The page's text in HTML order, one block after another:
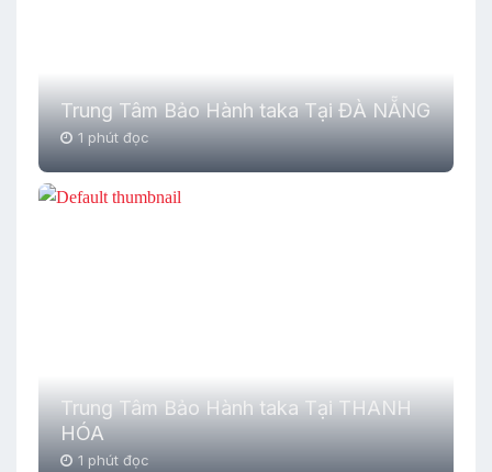
Trung Tâm Bảo Hành taka Tại ĐÀ NẴNG
1 phút đọc
Trung Tâm Bảo Hành taka Tại THANH
HÓA
1 phút đọc